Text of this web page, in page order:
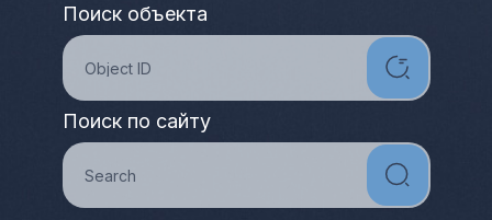
Поиск объекта
Поиск по сайту